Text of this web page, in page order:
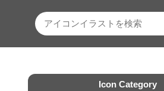
Icon Category